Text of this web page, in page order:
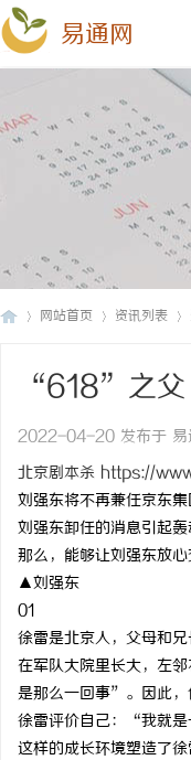
易通网
网站首页 资讯列表
“618”之父
2022-04-20 发布于 易
北京剧本杀 https://
刘强东将不再兼任京东
刘强东卸任的消息引起
那么，能够让刘强东放
▲刘强东
01
徐雷是北京人，父母和
在军队大院里长大，左
是那么一回事”。因此，
徐雷评价自己：“我就
这样的成长环境塑造了